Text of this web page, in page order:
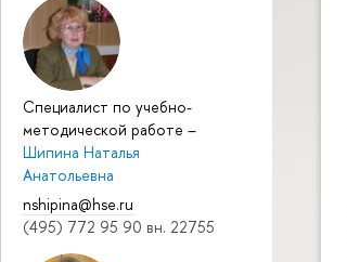
Специалист по учебно-
методической работе –
Шипина Наталья
Анатольевна
nshipina@hse.ru
(495) 772 95 90 вн. 22755